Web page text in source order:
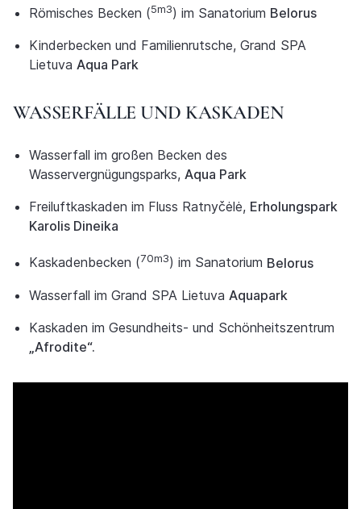
Römisches Becken (5m3) im Sanatorium Belorus
Kinderbecken und Familienrutsche, Grand SPA
Lietuva Aqua Park
WASSERFÄLLE UND KASKADEN
Wasserfall im großen Becken des
Wasservergnügungsparks, Aqua Park
Freiluftkaskaden im Fluss Ratnyčėlė, Erholungspark
Karolis Dineika
Kaskadenbecken (70m3) im Sanatorium Belorus
Wasserfall im Grand SPA Lietuva Aquapark
Kaskaden im Gesundheits- und Schönheitszentrum
„Afrodite“.